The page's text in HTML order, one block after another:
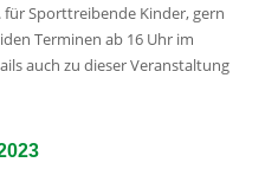
für Sporttreibende Kinder, gern
Terminen ab 16 Uhr im
auch zu dieser Veranstaltung